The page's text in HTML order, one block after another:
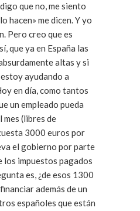
me dicen. Y yo
que ya en España las
altas y si
ayudando a
un empleado pueda
(libres de
3000 euros por
el gobierno por parte
los impuestos pagados
además de un